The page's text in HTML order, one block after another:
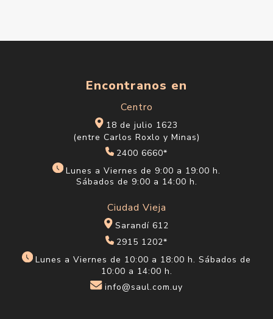
Encontranos en
Centro
18 de julio 1623
(entre Carlos Roxlo y Minas)
2400 6660*
Lunes a Viernes de 9:00 a 19:00 h.
Sábados de 9:00 a 14:00 h.
Ciudad Vieja
Sarandí 612
2915 1202*
Lunes a Viernes de 10:00 a 18:00 h. Sábados de
10:00 a 14:00 h.
info@saul.com.uy